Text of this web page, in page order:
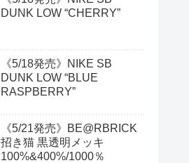
DUNK LOW “CHERRY”
《5/18発売》NIKE SB
DUNK LOW “BLUE
RASPBERRY”
《5/21発売》BE@RBRICK
招き猫 黒透明メッキ
100%&400%/1000％